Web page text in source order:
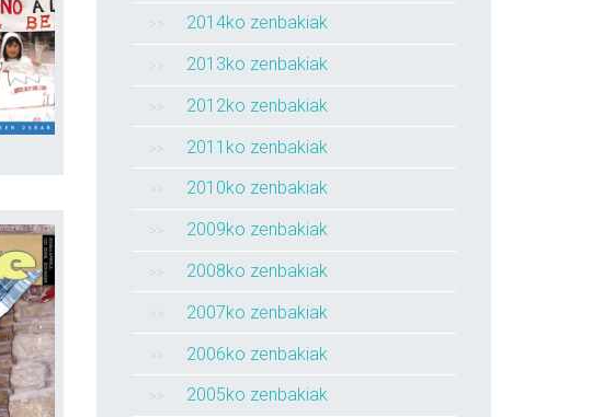
2014ko zenbakiak
2013ko zenbakiak
2012ko zenbakiak
2011ko zenbakiak
2010ko zenbakiak
2009ko zenbakiak
2008ko zenbakiak
2007ko zenbakiak
2006ko zenbakiak
2005ko zenbakiak